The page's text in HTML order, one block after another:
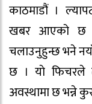
काठमाडौं ।
खबर आएको छ
चलाउनुहुन्छ भने नयाँ
छ । याे फिचरले
अवस्थामा छ भन्ने